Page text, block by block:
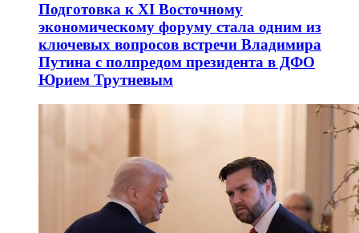
Подготовка к XI Восточному
экономическому форуму стала одним из
ключевых вопросов встречи Владимира
Путина с полпредом президента в ДФО
Юрием Трутневым